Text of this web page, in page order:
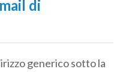
di
generico sotto la